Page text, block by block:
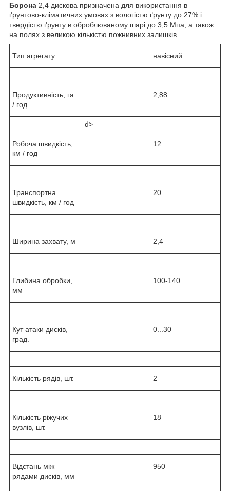
Борона 2,4 дискова призначена для використання в
ґрунтово-кліматичних умовах з вологістю ґрунту до 27% і
твердістю ґрунту в оброблюваному шарі до 3,5 Мпа, а також
на полях з великою кількістю пожнивних залишків.
Тип агрегату навісний
Продуктивність, га
/ год
2,88
d>
Робоча швидкість,
км / год
12
Транспортна
швидкість, км / год
20
Ширина захвату, м 2,4
Глибина обробки,
мм
100-140
Кут атаки дисків,
град.
0...30
Кількість рядів, шт. 2
Кількість ріжучих
вузлів, шт.
18
Відстань між
рядами дисків, мм
950